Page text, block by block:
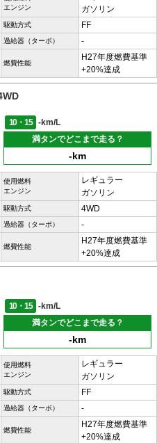
エンジン
ガソリン
駆動方式 FF
過給器（ターボ） -
燃費性能
H27年度燃費基準
+20%達成
10・15
-km/L
満タンでどこまで走る？
-km
使用燃料
エンジン
レギュラー
ガソリン
駆動方式 4WD
過給器（ターボ） -
燃費性能
H27年度燃費基準
+20%達成
10・15
-km/L
満タンでどこまで走る？
-km
使用燃料
エンジン
レギュラー
ガソリン
駆動方式 FF
過給器（ターボ） -
燃費性能
H27年度燃費基準
+20%達成